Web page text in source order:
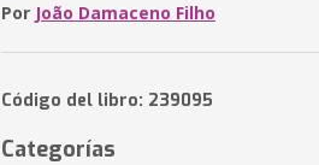
Por João Damaceno Filho
Código del libro: 239095
Categorías